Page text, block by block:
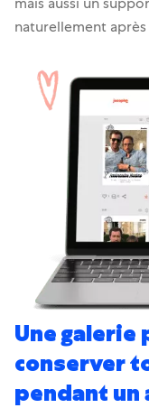
naturellement après
Une galerie
conserver
pendant un